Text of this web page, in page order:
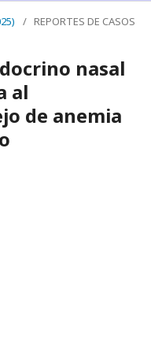
/ REPORTES DE CASOS
nasal
al
de anemia